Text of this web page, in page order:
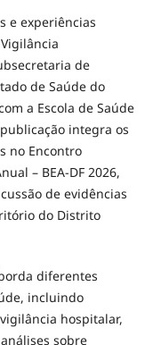
e experiências
de
de Saúde do
a Escola de Saúde
integra os
no Encontro
– BEA-DF 2026,
de evidências
do Distrito
diferentes
incluindo
hospitalar,
sobre